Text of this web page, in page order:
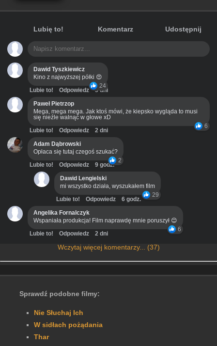
Lubię to! Komentarz Udostępnij
Dawid Tyszkiewicz
Kino z najwyższej półki 😍
24
Lubie to! Odpowiedz
3 dni
Paweł Pietrzop
Mega, mega mega. Jak ktoś mówi, że kiepsko wygląda to musi
się nieźle walnąć w głowe xD
6
Lubie to! Odpowiedz
2 dni
Adam Dąbrowski
Opłaca się tutaj czegoś szukać?
2
Lubie to! Odpowiedz
9 godz.
Dawid Lengielski
mi wszystko działa, wyszukałem film
29
Lubie to! Odpowiedz
6 godz.
Angelika Fornalczyk
Wspaniała produkcja! Film naprawdę mnie poruszył 😊
6
Lubie to! Odpowiedz 2 dni
Wczytaj więcej komentarzy... (37)
Sprawdź podobne filmy:
Nie Słuchaj Ich
W sidłach pożądania
Thar